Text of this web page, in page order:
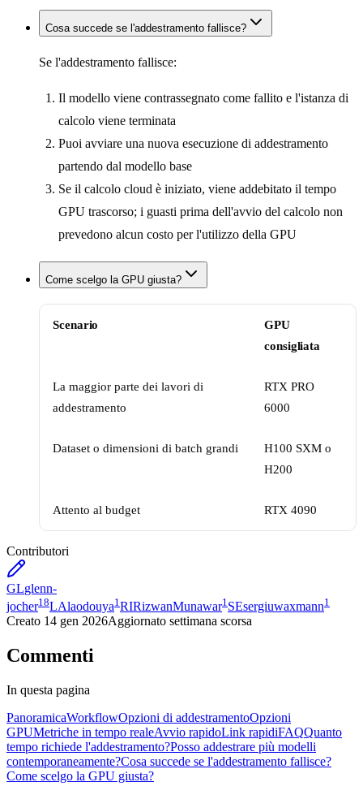
Cosa succede se l'addestramento fallisce?
Se l'addestramento fallisce:
Il modello viene contrassegnato come fallito e l'istanza di
calcolo viene terminata
Puoi avviare una nuova esecuzione di addestramento
partendo dal modello base
Se il calcolo cloud è iniziato, viene addebitato il tempo
GPU trascorso; i guasti prima dell'avvio del calcolo non
prevedono alcun costo per l'utilizzo della GPU
Come scelgo la GPU giusta?
Scenario
GPU
consigliata
La maggior parte dei lavori di
addestramento
RTX PRO
6000
Dataset o dimensioni di batch grandi
H100 SXM o
H200
Attento al budget RTX 4090
Contributori
GLglenn-
jocher18LAlaodouya1 RIRizwanMunawar1 SEsergiuwaxmann1
Creato 14 gen 2026Aggiornato settimana scorsa
Commenti
In questa pagina
PanoramicaWorkflowOpzioni di addestramentoOpzioni
GPUMetriche in tempo realeAvvio rapidoLink rapidiFAQQuanto
tempo richiede l'addestramento?Posso addestrare più modelli
contemporaneamente?Cosa succede se l'addestramento fallisce?
Come scelgo la GPU giusta?